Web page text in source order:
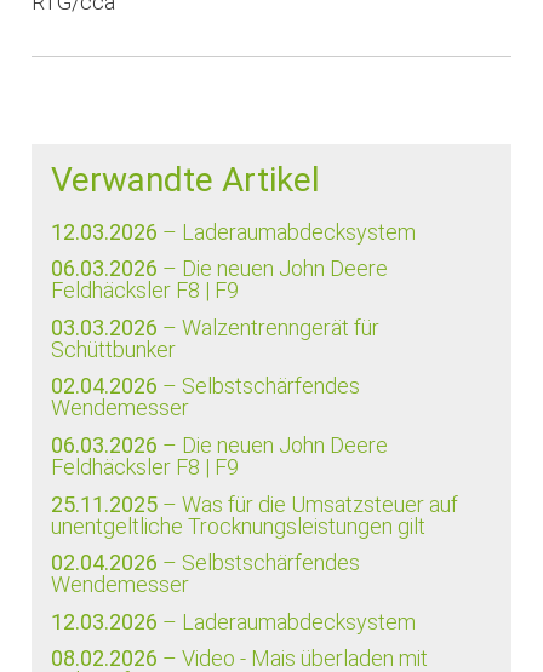
Verwandte Artikel
12.03.2026 – Laderaumabdecksystem
06.03.2026 – Die neuen John Deere
Feldhäcksler F8 | F9
03.03.2026 – Walzentrenngerät für
Schüttbunker
02.04.2026 – Selbstschärfendes
Wendemesser
06.03.2026 – Die neuen John Deere
Feldhäcksler F8 | F9
25.11.2025 – Was für die Umsatzsteuer auf
unentgeltliche Trocknungsleistungen gilt
02.04.2026 – Selbstschärfendes
Wendemesser
12.03.2026 – Laderaumabdecksystem
08.02.2026 – Video - Mais überladen mit